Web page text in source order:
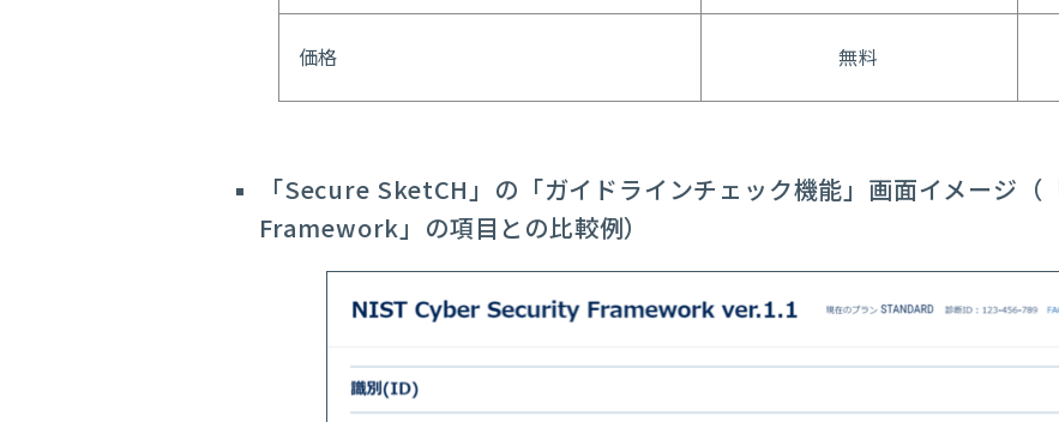
価格 無料
「Secure SketCH」の「ガイドラインチェック機能」画面イメージ
Framework」の項目との比較例）